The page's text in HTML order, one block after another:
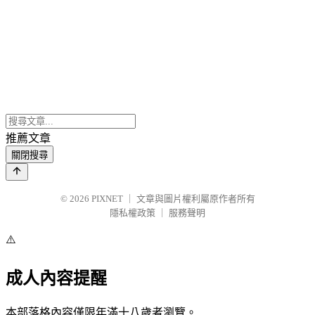
推薦文章
關閉搜尋
© 2026 PIXNET
文章與圖片權利屬原作者所有
隱私權政策
服務聲明
⚠️
成人內容提醒
本部落格內容僅限年滿十八歲者瀏覽。